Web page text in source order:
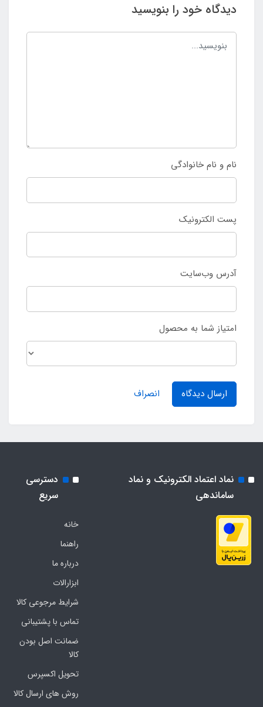
دیدگاه خود را بنویسید
نام و نام خانوادگی
پست الکترونیک
آدرس وب‌سایت
امتیاز شما به محصول
ارسال دیدگاه انصراف
نماد اعتماد الکترونیک و نماد
ساماندهی
دسترسی
سریع
خانه
راهنما
درباره ما
ابزارالات
شرایط مرجوعی کالا
تماس با پشتیبانی
ضمانت اصل بودن
کالا
تحویل اکسپرس
روش های ارسال کالا